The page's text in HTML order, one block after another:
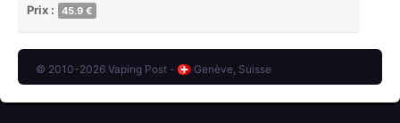
Prix :
45.9 €
© 2010-2026 Vaping Post - Genève, Suisse